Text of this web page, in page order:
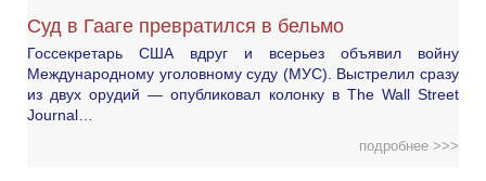
Суд в Гааге превратился в бельмо
Госсекретарь США вдруг и всерьез объявил войну
Международному уголовному суду (МУС). Выстрелил сразу
из двух орудий — опубликовал колонку в The Wall Street
Journal…
подробнее >>>